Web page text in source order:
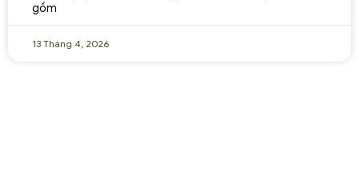
gồm
13 Tháng 4, 2026